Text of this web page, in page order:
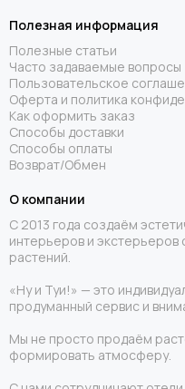
Полезная информация
Полезные статьи
Часто задаваемые вопросы
Пользовательское
Оферта и политика
Как оформить заказ
Способы доставки
Способы оплаты
Возврат/Обмен
О компании
С 2013 года создаём
интерьеров и
растений.
«Ну и Туи!» — это
продуманный сервис и
Мы не просто продаём
формировать атмосферу.